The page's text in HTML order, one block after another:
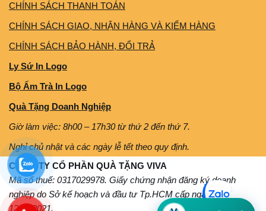
CHÍNH SÁCH THANH TOÁN
CHÍNH SÁCH GIAO, NHẬN HÀNG VÀ KIỂM HÀNG
CHÍNH SÁCH BẢO HÀNH, ĐỔI TRẢ
Ly Sứ In Logo
Bộ Ấm Trà In Logo
Quà Tặng Doanh Nghiệp
Giờ làm việc: 8h00 – 17h30 từ thứ 2 đến thứ 7.
Nghỉ chủ nhật và các ngày lễ tết theo quy định.
CÔNG TY CỔ PHẦN QUÀ TẶNG VIVA
Mã số thuế: 0317029978. Giấy chứng nhận đăng ký doanh
nghiệp do Sở kế hoạch và đầu tư Tp.HCM cấp ngày
12/11/2021.